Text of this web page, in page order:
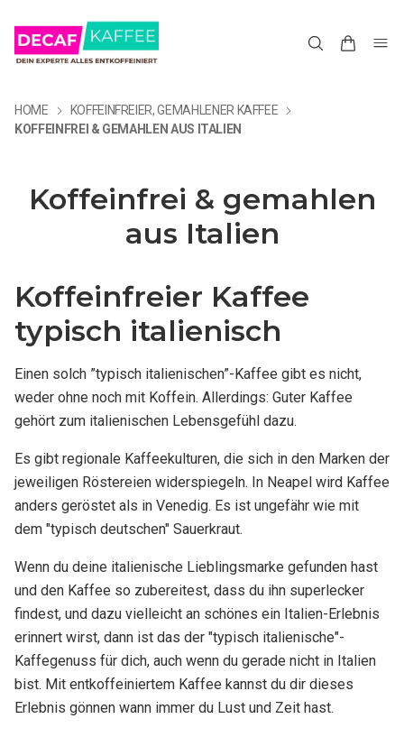
HOME
KOFFEINFREIER, GEMAHLENER KAFFEE
KOFFEINFREI & GEMAHLEN AUS ITALIEN
Koffeinfrei & gemahlen
aus Italien
Koffeinfreier Kaffee
typisch italienisch
Einen solch ”typisch italienischen”-Kaffee gibt es nicht,
weder ohne noch mit Koffein. Allerdings: Guter Kaffee
gehört zum italienischen Lebensgefühl dazu.
Es gibt regionale Kaffeekulturen, die sich in den Marken der
jeweiligen Röstereien widerspiegeln. In Neapel wird Kaffee
anders geröstet als in Venedig. Es ist ungefähr wie mit
dem "typisch deutschen" Sauerkraut.
Wenn du deine italienische Lieblingsmarke gefunden hast
und den Kaffee so zubereitest, dass du ihn superlecker
findest, und dazu vielleicht an schönes ein Italien-Erlebnis
erinnert wirst, dann ist das der "typisch italienische"-
Kaffegenuss für dich, auch wenn du gerade nicht in Italien
bist. Mit entkoffeiniertem Kaffee kannst du dir dieses
Erlebnis gönnen wann immer du Lust und Zeit hast.